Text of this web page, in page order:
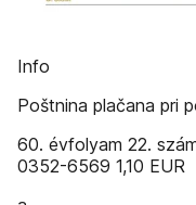
Info
Poštnina plačana pri
60. évfolyam 22.
0352-6569 1,10 EUR